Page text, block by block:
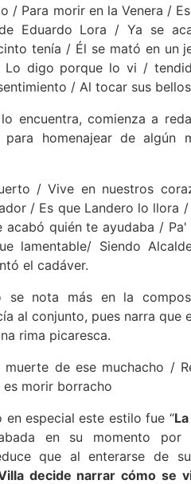
/ Para morir en la Venera /
Eduardo Lora / Ya se
tenía / Él se mató en un
Lo digo porque lo vi /
/ Al tocar sus
encuentra, comienza a
homenajear de algún
/ Vive en nuestros
/ Es que Landero lo llora
acabó quién te ayudaba /
lamentable/ Siendo
el cadáver.
se nota más en la
al conjunto, pues narra que
rima picaresca.
de ese muchacho /
morir borracho
especial este estilo fue “
en su momento por
que al enterarse de
decide narrar cómo se